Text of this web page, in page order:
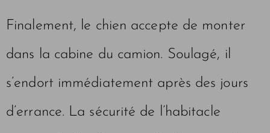
Finalement, le chien accepte de monter
dans la cabine du camion. Soulagé, il
s’endort immédiatement après des jours
d’errance. La sécurité de l’habitacle